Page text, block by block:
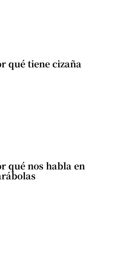
qué tiene cizaña
qué nos habla en